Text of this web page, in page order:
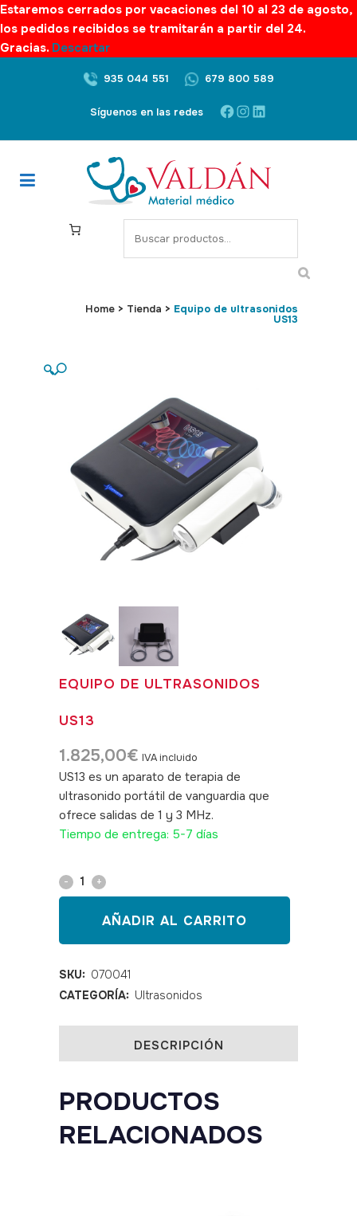
Estaremos cerrados por vacaciones del 10 al 23 de agosto,
los pedidos recibidos se tramitarán a partir del 24.
Gracias. Descartar
935 044 551 679 800 589
Síguenos en las redes Facebook
Instagram
LinkedIn
S
e
c
Home > Tienda > Equipo de ultrasonidos
US13
🔍
EQUIPO DE ULTRASONIDOS
US13
1.825,00€ IVA incluido
US13 es un aparato de terapia de
ultrasonido portátil de vanguardia que
ofrece salidas de 1 y 3 MHz.
Tiempo de entrega: 5-7 días
Equipo
ultrasonidos
US13
quantity
AÑADIR AL CARRITO
SKU: 070041
CATEGORÍA: Ultrasonidos
DESCRIPCIÓN
PRODUCTOS
RELACIONADOS